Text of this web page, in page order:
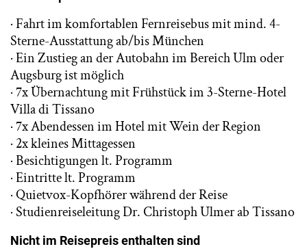
· Fahrt im komfortablen Fernreisebus mit mind. 4-
Sterne-Ausstattung ab/bis München
· Ein Zustieg an der Autobahn im Bereich Ulm oder
Augsburg ist möglich
· 7x Übernachtung mit Frühstück im 3-Sterne-Hotel
Villa di Tissano
· 7x Abendessen im Hotel mit Wein der Region
· 2x kleines Mittagessen
· Besichtigungen lt. Programm
· Eintritte lt. Programm
· Quietvox-Kopfhörer während der Reise
· Studienreiseleitung Dr. Christoph Ulmer ab Tissano
Nicht im Reisepreis enthalten sind